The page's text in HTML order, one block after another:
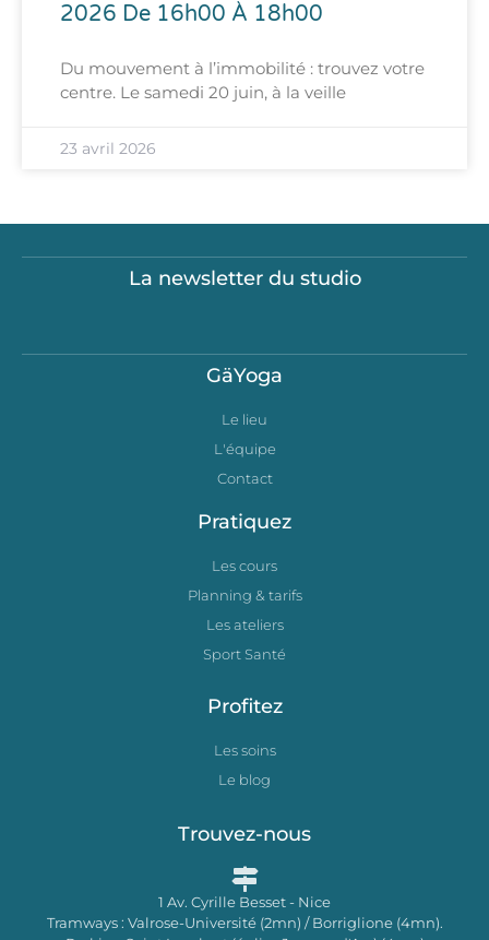
2026 De 16h00 À 18h00
Du mouvement à l’immobilité : trouvez votre
centre. Le samedi 20 juin, à la veille
23 avril 2026
La newsletter du studio
GäYoga
Le lieu
L'équipe
Contact
Pratiquez
Les cours
Planning & tarifs
Les ateliers
Sport Santé
Profitez
Les soins
Le blog
Trouvez-nous
1 Av. Cyrille Besset - Nice
Tramways : Valrose-Université (2mn) / Borriglione (4mn).